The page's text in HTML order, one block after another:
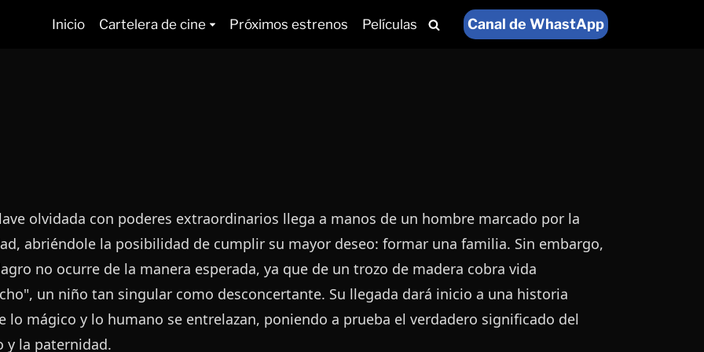
Inicio Cartelera de cine Próximos estrenos Películas Canal de WhastApp
olvidada con poderes extraordinarios llega a manos de un hombre marcado por la
abriéndole la posibilidad de cumplir su mayor deseo: formar una familia. Sin embargo,
no ocurre de la manera esperada, ya que de un trozo de madera cobra vida
un niño tan singular como desconcertante. Su llegada dará inicio a una historia
lo mágico y lo humano se entrelazan, poniendo a prueba el verdadero significado del
y la paternidad.